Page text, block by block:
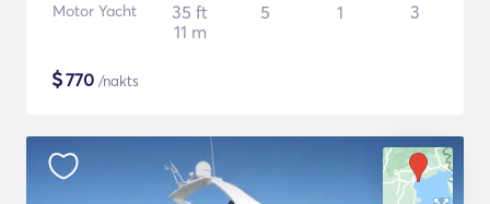
Motor Yacht
35 ft
11 m
5 1 3
$770 /nakts